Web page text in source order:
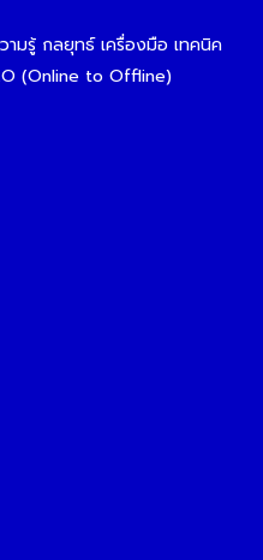
ามรู้ กลยุทธ์ เครื่องมือ เทคนิค
(Online to Offline)